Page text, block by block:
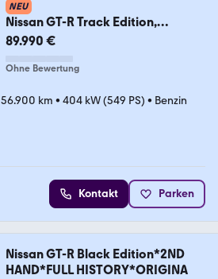
NEU
Nissan GT-R Track Edition,
Sammlerstück, Serienzustand
89.990 €
Ohne Bewertung
56.900 km • 404 kW (549 PS) • Benzin
Kontakt Parken
Nissan GT-R Black Edition*2ND
HAND*FULL HISTORY*ORIGINA